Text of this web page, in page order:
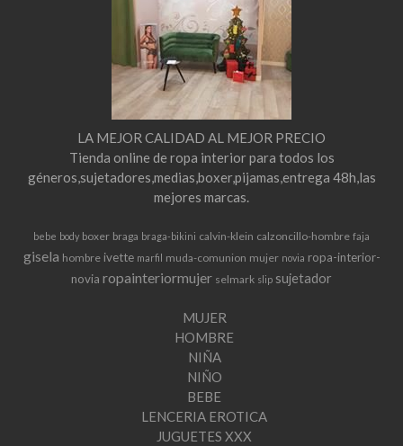
LA MEJOR CALIDAD AL MEJOR PRECIO
Tienda online de ropa interior para todos los
géneros,sujetadores,medias,boxer,pijamas,entrega 48h,las
mejores marcas.
bebe body boxer braga braga-bikini calvin-klein calzoncillo-hombre faja
gisela hombre ivette marfil muda-comunion mujer novia ropa-interior-
novia ropainteriormujer selmark slip sujetador
MUJER
HOMBRE
NIÑA
NIÑO
BEBE
LENCERIA EROTICA
JUGUETES XXX